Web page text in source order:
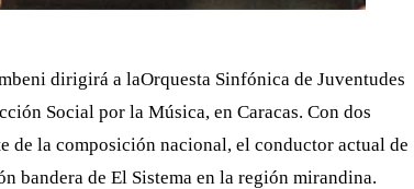
dirigirá a laOrquesta Sinfónica de Juventudes
Social por la Música, en Caracas. Con dos
de la composición nacional, el conductor actual de
bandera de El Sistema en la región mirandina.